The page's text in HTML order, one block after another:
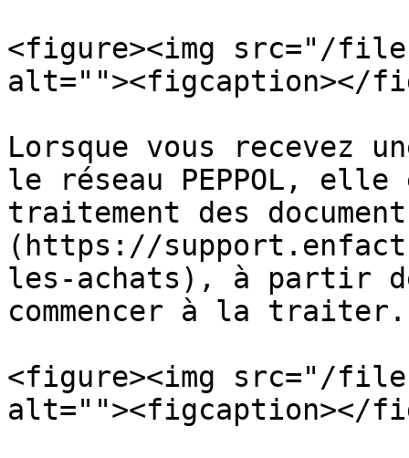
<figure><img src="/
alt=""><figcaption></
Lorsque vous recevez
le réseau PEPPOL,
traitement des
(https://
les-achats), à partir
commencer à la traiter.
<figure><img src="/files/
alt=""><figcaption></